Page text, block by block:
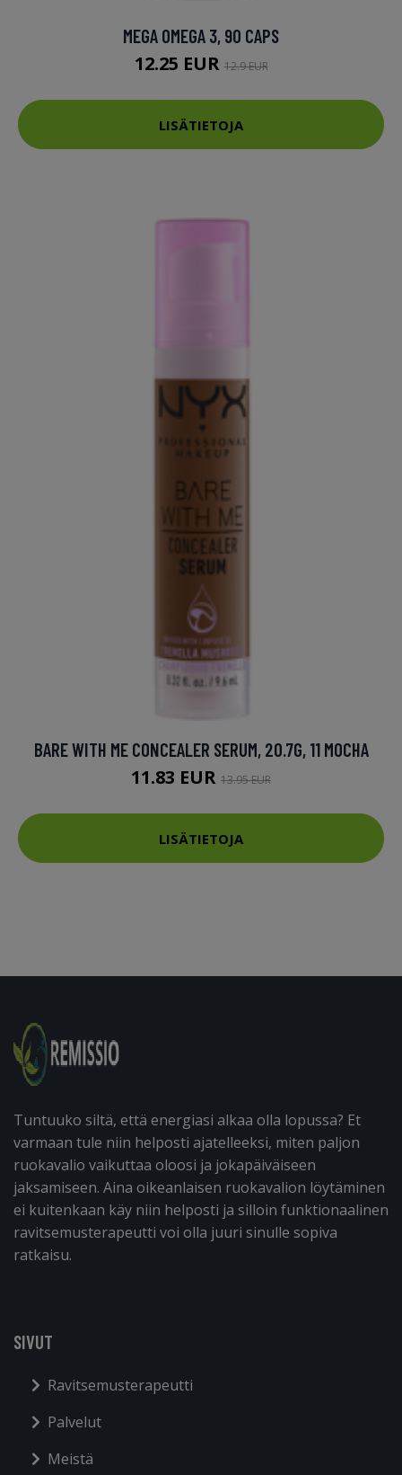
MEGA OMEGA 3, 90 CAPS
12.25 EUR12.9 EUR
LISÄTIETOJA
BARE WITH ME CONCEALER SERUM, 20.7G, 11 MOCHA
11.83 EUR 13.95 EUR
LISÄTIETOJA
Tuntuuko siltä, että energiasi alkaa olla lopussa? Et
varmaan tule niin helposti ajatelleeksi, miten paljon
ruokavalio vaikuttaa oloosi ja jokapäiväiseen
jaksamiseen. Aina oikeanlaisen ruokavalion löytäminen
ei kuitenkaan käy niin helposti ja silloin funktionaalinen
ravitsemusterapeutti voi olla juuri sinulle sopiva
ratkaisu.
SIVUT
Ravitsemusterapeutti
Palvelut
Meistä